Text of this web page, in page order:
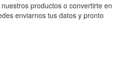
productos o convertirte en
enviarnos tus datos y pronto